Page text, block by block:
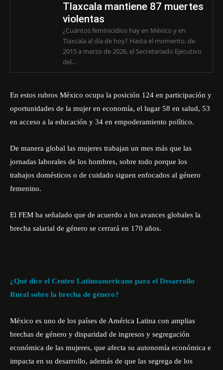
Tlaxcala mantiene 87 muertes
violentas
¿Cuántos feminicidios hay en México y en
Tlaxcala al día de hoy? Hasta el momento, de
2015 a marzo de 2026, el Secretariado Ejecutivo
del...
En estos rubros México ocupa la posición 124 en participación y
oportunidades de la mujer en economía, el lugar 58 en salud, 53
en acceso a la educación y 34 en empoderamiento político.
De manera global las mujeres trabajan un mes más que las
jornadas laborales de los hombres, sobre todo porque los
trabajos domésticos o de cuidado siguen enfocados al género
femenino.
El FEM ha señalado que de acuerdo a los avances globales la
brecha salarial de género se cerrará en 170 años.
¿Qué dice el Centro Latinoamericano para el Desarrollo
Rural sobre la brecha de género?
México es uno de los países de América Latina con amplias
brechas de género y disparidad de ingresos y segregación
económica de las mujeres, que afecta su autonomía económica e
impacta en su desarrollo, además de que las segrega de los